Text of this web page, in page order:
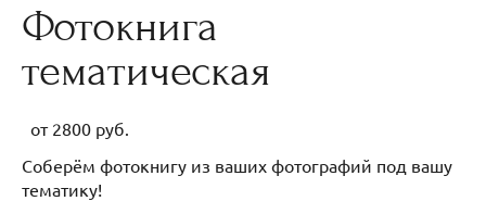
Фотокнига
тематическая
от 2800 руб.
Соберём фотокнигу из ваших фотографий под вашу
тематику!